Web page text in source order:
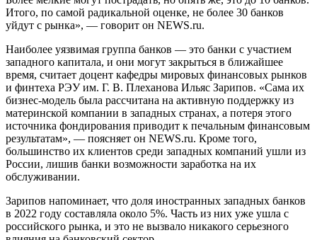
Итого, по самой радикальной оценке, не более 30 банков
уйдут с рынка», — говорит он NEWS.ru.
Наиболее уязвимая группа банков — это банки с участием
западного капитала, и они могут закрыться в ближайшее
время, считает доцент кафедры мировых финансовых рынков
и финтеха РЭУ им. Г. В. Плеханова Ильяс Зарипов. «Сама их
бизнес-модель была рассчитана на активную поддержку из
материнской компании в западных странах, а потеря этого
источника фондирования приводит к печальным финансовым
результатам», — поясняет он NEWS.ru. Кроме того,
большинство их клиентов среди западных компаний ушли из
России, лишив банки возможности заработка на их
обслуживании.
Зарипов напоминает, что доля иностранных западных банков
в 2022 году составляла около 5%. Часть из них уже ушла с
российского рынка, и это не вызвало никакого серьезного